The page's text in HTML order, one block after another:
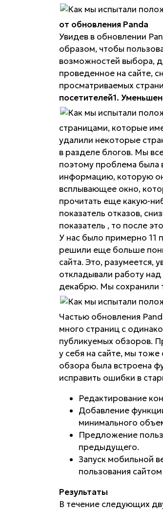
от обновления Panda
Увидев в обновлении
образом, чтобы
возможностей выбора,
проведенное на сайте,
просматриваемых
посетителей1.
страницами, которые
удалили некоторые
в разделе блогов. Мы
поэтому проблема была
информацию, которую
всплывающее окно,
прочитать еще какую-
показатель отказов,
показатель , то после
У нас было примерно 11
решили еще больше
сайта. Это, разумеется,
откладывали работу
декабрю. Мы сохранили
Частью обновления
много страниц с
публикуемых обзоров.
у себя на сайте, мы
обзора была встроена
исправить ошибки в
Редактирование
Добавление
минимального
Предложение
предыдущего.
Запуск мобильной
пользования
Результаты
В течение следующих